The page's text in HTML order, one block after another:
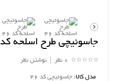
جاسوئیچی طرح اسلحه کد 46
0 نظر نوشتن نظر
مدل کالا: جاسوئیچی کد 46